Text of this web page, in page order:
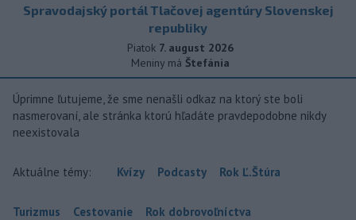
Spravodajský portál Tlačovej agentúry Slovenskej
republiky
Piatok 7. august 2026
Meniny má Štefánia
Úprimne ľutujeme, že sme nenašli odkaz na ktorý ste boli
nasmerovaní, ale stránka ktorú hľadáte pravdepodobne nikdy
neexistovala
Aktuálne témy: Kvízy Podcasty Rok Ľ.Štúra
Turizmus Cestovanie Rok dobrovoľníctva